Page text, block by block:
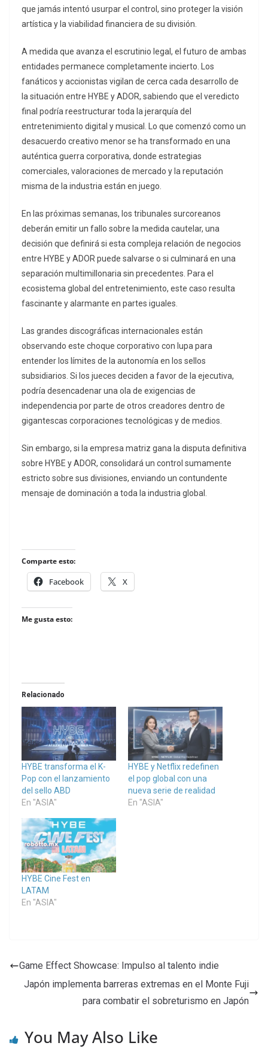
que jamás intentó usurpar el control, sino proteger la visión
artística y la viabilidad financiera de su división.
A medida que avanza el escrutinio legal, el futuro de ambas
entidades permanece completamente incierto. Los
fanáticos y accionistas vigilan de cerca cada desarrollo de
la situación entre HYBE y ADOR, sabiendo que el veredicto
final podría reestructurar toda la jerarquía del
entretenimiento digital y musical. Lo que comenzó como un
desacuerdo creativo menor se ha transformado en una
auténtica guerra corporativa, donde estrategias
comerciales, valoraciones de mercado y la reputación
misma de la industria están en juego.
En las próximas semanas, los tribunales surcoreanos
deberán emitir un fallo sobre la medida cautelar, una
decisión que definirá si esta compleja relación de negocios
entre HYBE y ADOR puede salvarse o si culminará en una
separación multimillonaria sin precedentes. Para el
ecosistema global del entretenimiento, este caso resulta
fascinante y alarmante en partes iguales.
Las grandes discográficas internacionales están
observando este choque corporativo con lupa para
entender los límites de la autonomía en los sellos
subsidiarios. Si los jueces deciden a favor de la ejecutiva,
podría desencadenar una ola de exigencias de
independencia por parte de otros creadores dentro de
gigantescas corporaciones tecnológicas y de medios.
Sin embargo, si la empresa matriz gana la disputa definitiva
sobre HYBE y ADOR, consolidará un control sumamente
estricto sobre sus divisiones, enviando un contundente
mensaje de dominación a toda la industria global.
Comparte esto:
Facebook X
Me gusta esto:
Relacionado
HYBE transforma el K-
Pop con el lanzamiento
del sello ABD
En "ASIA"
HYBE y Netflix redefinen
el pop global con una
nueva serie de realidad
En "ASIA"
HYBE Cine Fest en
LATAM
En "ASIA"
Game Effect Showcase: Impulso al talento indie
Japón implementa barreras extremas en el Monte Fuji
para combatir el sobreturismo en Japón
You May Also Like